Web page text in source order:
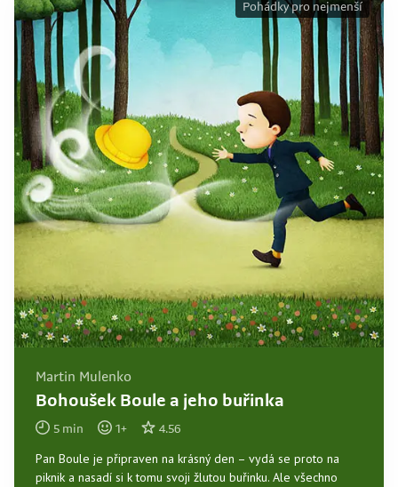
Martin Mulenko
Bohoušek Boule a jeho buřinka
5 min 1+ 4.56
Pan Boule je připraven na krásný den – vydá se proto na
piknik a nasadí si k tomu svoji žlutou buřinku. Ale všechno
Pohádky pro nejmenší